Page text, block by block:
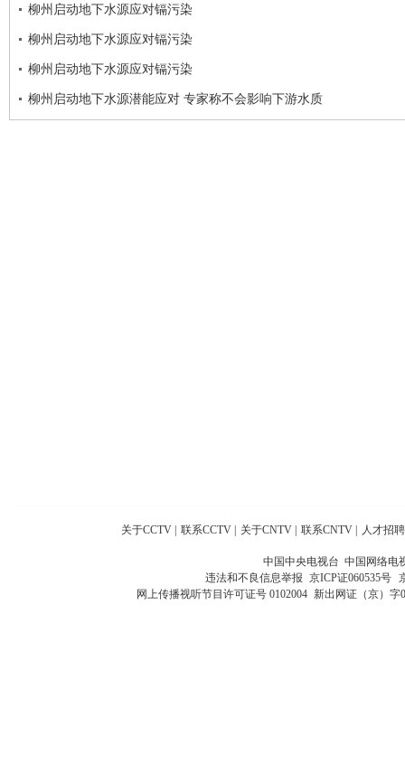
柳州启动地下水源应对镉污染
柳州启动地下水源应对镉污染
柳州启动地下水源应对镉污染
柳州启动地下水源潜能应对 专家称不会影响下游水质
关于CCTV 联系CCTV 关于CNTV 联系CNTV 人才招聘
中国中央电视台 中国网络电
违法和不良信息举报 京ICP证060535号
网上传播视听节目许可证号 0102004 新出网证（京）